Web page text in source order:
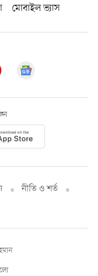
মোবাইল ভ্যাস
নীতি ও শর্ত